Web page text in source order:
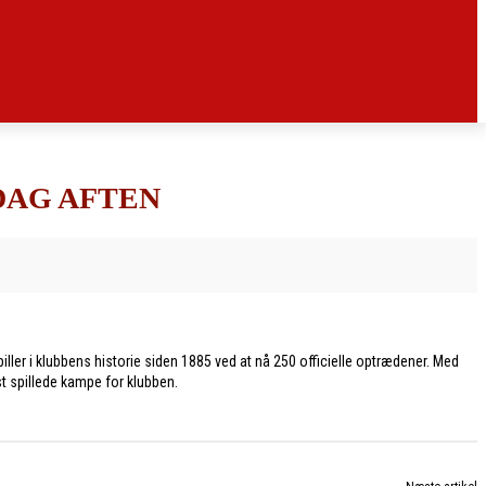
AFTEN
i klubbens historie siden 1885 ved at nå 250 officielle optrædener. Med
spillede kampe for klubben.